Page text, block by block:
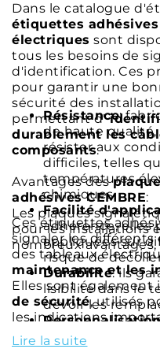
Dans le catalogue
étiquettes
électriques sont
tous les besoins de
d'identification. Ces
pour garantir une
sécurité des
permettant d'
durablement les
composants.
Avantages des
adhésives CEMBRE:
Les plaques
pour les installations
nombreux
Résistance:
de haute qualité,
résister aux
difficiles, telles
températures
chimiques.
Facilité
adhérence, elles
appliquées sur
risque de
Durabilité: ils
lisibilité dans le
devoir les
Personnalisation
différentes
aux besoins
Ces étiquettes
signaler les
des tableaux
maintenance et les
Elles sont également
de sécurité, utilisés
les indications
sécurité sur le lieu
Lire la suite